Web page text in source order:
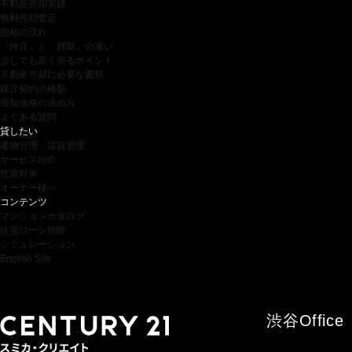
不動産売却実績
無料売却査定
売却の流れ
「仲介」と「買取」の違い
少しでも高く売るポイント
不動産売却に必要な書類
媒介契約の種類
売却価格の決め方
よくある質問
貸したい
建物管理・賃貸管理
サービス紹介
空室対策
オーナー様へ
コンテンツ
マンションカタログ
住宅ローン控除
シミュレーション
English Site
渋谷Office